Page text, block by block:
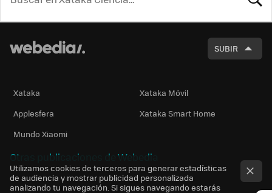
SUBIR
Xataka
Xataka Móvil
Applesfera
Xataka Smart Home
Mundo Xiaomi
Otras publicaciones de Webedia
Utilizamos cookies de terceros para generar estadísticas
de audiencia y mostrar publicidad personalizada
analizando tu navegación. Si sigues navegando estarás